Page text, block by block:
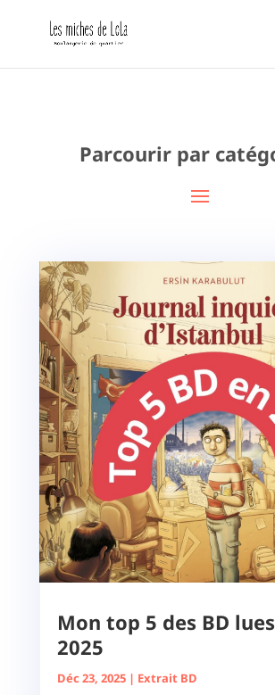
Parcourir par
Mon top 5 des BD
2025
Déc 23, 2025| Extrait BD